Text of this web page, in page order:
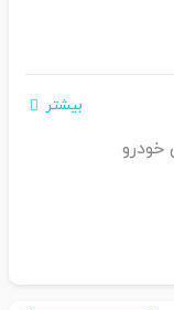
بیشتر
خودرو